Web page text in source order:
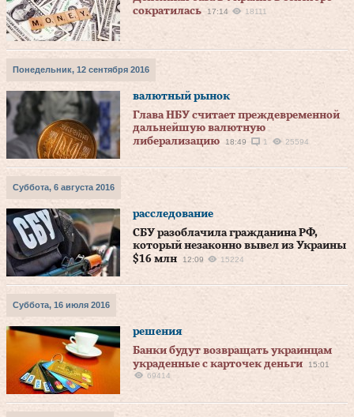
сократилась
17:14 18111
Понедельник, 12 сентября 2016
валютный рынок
Глава НБУ считает преждевременной
дальнейшую валютную
либерализацию
18:49 1 25594
Суббота, 6 августа 2016
расследование
СБУ разоблачила гражданина РФ,
который незаконно вывел из Украины
$16 млн
12:09 15224
Суббота, 16 июля 2016
решения
Банки будут возвращать украинцам
украденные с карточек деньги
15:01
69414